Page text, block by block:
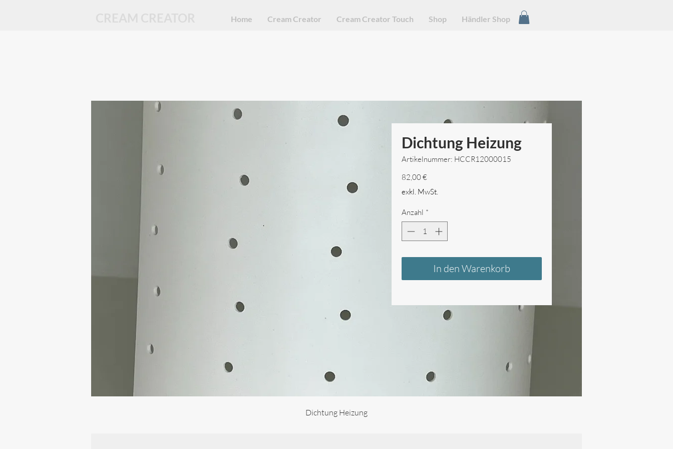
Home Cream Creator Cream Creator Touch Shop Händler Shop
Dichtung Heizung
Artikelnummer: HCCR12000015
82,00 €Preis
exkl. MwSt.
Anzahl *
In den Warenkorb
Dichtung Heizung